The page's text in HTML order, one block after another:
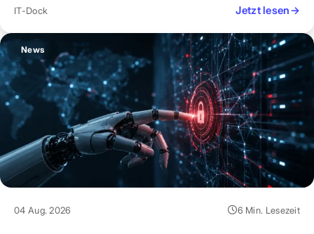
IT-Dock Jetzt lesen→
News
04 Aug. 2026 6 Min. Lesezeit